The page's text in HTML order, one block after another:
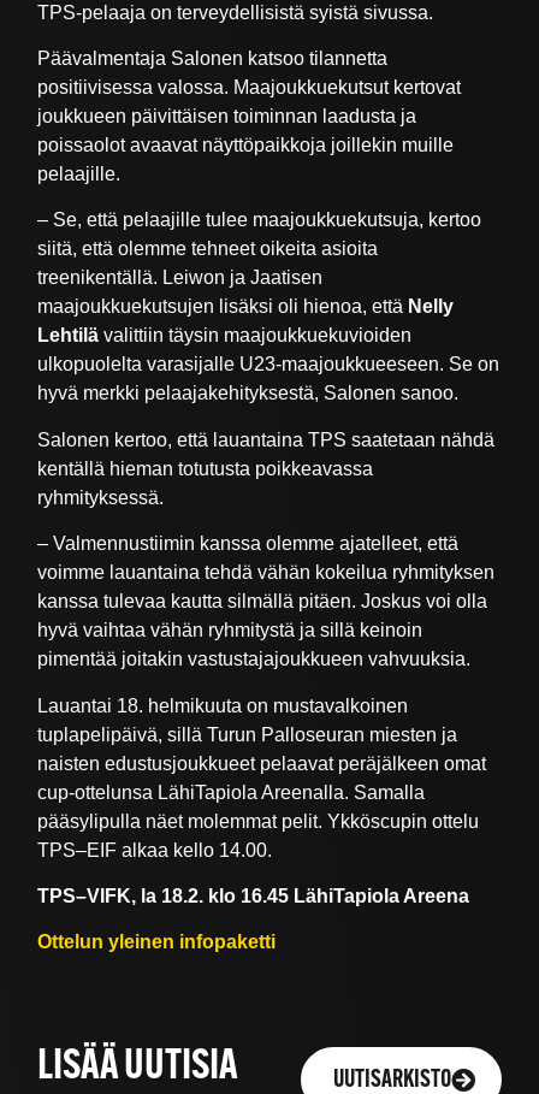
TPS-pelaaja on terveydellisistä syistä sivussa.
Päävalmentaja Salonen katsoo tilannetta
positiivisessa valossa. Maajoukkuekutsut kertovat
joukkueen päivittäisen toiminnan laadusta ja
poissaolot avaavat näyttöpaikkoja joillekin muille
pelaajille.
– Se, että pelaajille tulee maajoukkuekutsuja, kertoo
siitä, että olemme tehneet oikeita asioita
treenikentällä. Leiwon ja Jaatisen
maajoukkuekutsujen lisäksi oli hienoa, että Nelly
Lehtilä valittiin täysin maajoukkuekuvioiden
ulkopuolelta varasijalle U23-maajoukkueeseen. Se on
hyvä merkki pelaajakehityksestä, Salonen sanoo.
Salonen kertoo, että lauantaina TPS saatetaan nähdä
kentällä hieman totutusta poikkeavassa
ryhmityksessä.
– Valmennustiimin kanssa olemme ajatelleet, että
voimme lauantaina tehdä vähän kokeilua ryhmityksen
kanssa tulevaa kautta silmällä pitäen. Joskus voi olla
hyvä vaihtaa vähän ryhmitystä ja sillä keinoin
pimentää joitakin vastustajajoukkueen vahvuuksia.
Lauantai 18. helmikuuta on mustavalkoinen
tuplapelipäivä, sillä Turun Palloseuran miesten ja
naisten edustusjoukkueet pelaavat peräjälkeen omat
cup-ottelunsa LähiTapiola Areenalla. Samalla
pääsylipulla näet molemmat pelit. Ykköscupin ottelu
TPS–EIF alkaa kello 14.00.
TPS–VIFK, la 18.2. klo 16.45 LähiTapiola Areena
Ottelun yleinen infopaketti
LISÄÄ UUTISIA UUTISARKISTO